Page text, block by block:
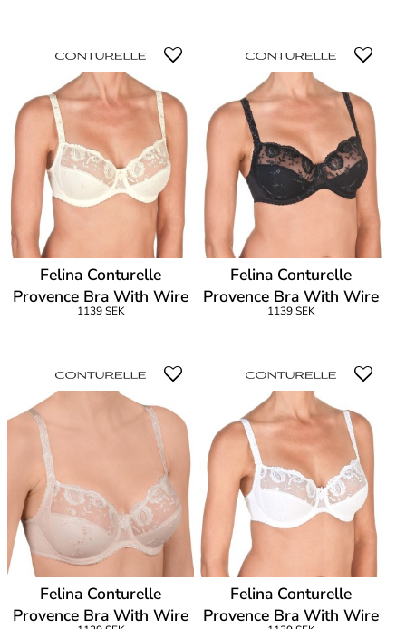
Felina Conturelle
Provence Bra With Wire
1139 SEK
Felina Conturelle
Provence Bra With Wire
1139 SEK
Felina Conturelle
Provence Bra With Wire
Felina Conturelle
Provence Bra With Wire